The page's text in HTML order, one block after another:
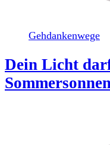
Gehdankenwege
Dein Licht